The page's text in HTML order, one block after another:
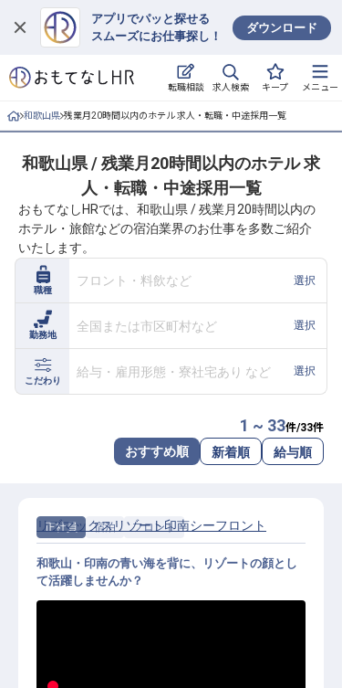
アプリでパッと探せる
スムーズにお仕事探し！
ダウンロード
転職相談 求人検索 キープ メニュー
ログイン
求人・施設を探す
就職・転職 合同説明会
おもてなしHRについて
ご利用の流れ
よくある質問
ホテル・宿泊業界情報コラム
転職サポートに申し込む
和歌山県 残業月20時間以内のホテル 求人・転職・中途採用一覧
和歌山県 / 残業月20時間以内のホテル 求
人・転職・中途採用一覧
おもてなしHRでは、和歌山県 / 残業月20時間以内の
ホテル・旅館などの宿泊業界のお仕事を多数ご紹介
いたします。
職種
フロント・料飲など 選択
勤務地
全国または市区町村など 選択
こだわり
給与・雇用形態・寮社宅あり など 選択
1 ~ 33件/33件
おすすめ順 新着順 給与順
正社員 宿泊 フロント
リブマックスリゾート印南シーフロント
和歌山・印南の青い海を背に、リゾートの顔とし
て活躍しませんか？